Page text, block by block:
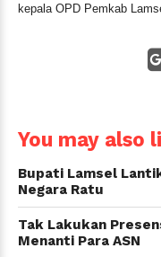
kepala OPD Pemkab
You may also
Bupati Lamsel
Negara Ratu
Tak Lakukan
Menanti Para ASN